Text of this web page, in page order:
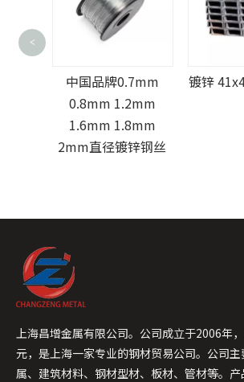
品牌0.7mm
1.2mm
1.8mm
直径镀锌钢丝
镀锌 41x41 U/C 槽钢
<
上海昌增金属有限公司。公司成立于2006年
元，是上海一家专业的钢材贸易公司。公司
属、建筑材料、钢材型材、板材、管材等。